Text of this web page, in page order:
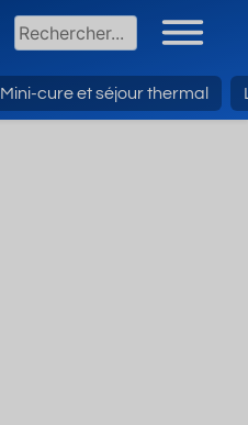
Mini-cure et séjour thermal